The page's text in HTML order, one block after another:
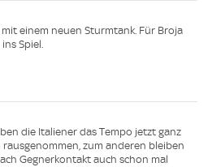
einem neuen Sturmtank. Für Broja
Spiel.
die Italiener das Tempo jetzt ganz
zum anderen bleiben
Gegnerkontakt auch schon mal